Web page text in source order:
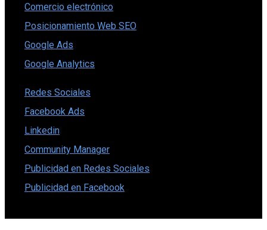
Comercio electrónico
Posicionamiento Web SEO
Google Ads
Google Analytics
Redes Sociales
Facebook Ads
Linkedin
Community Manager
Publicidad en Redes Sociales
Publicidad en Facebook